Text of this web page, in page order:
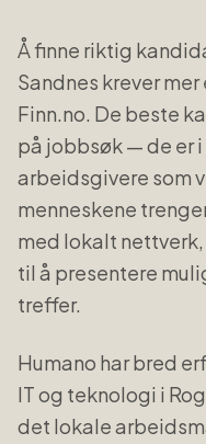
Å finne riktig
Sandnes krever
Finn.no. De beste
på jobbsøk — de er
arbeidsgivere som
menneskene
med lokalt
til å presentere
treffer.
Humano har bred
IT og teknologi i
det lokale